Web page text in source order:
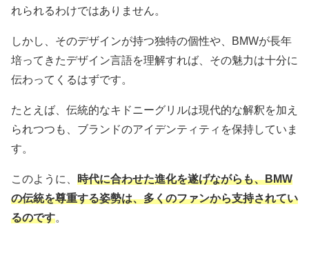
れられるわけではありません。
しかし、そのデザインが持つ独特の個性や、BMWが長年
培ってきたデザイン言語を理解すれば、その魅力は十分に
伝わってくるはずです。
たとえば、伝統的なキドニーグリルは現代的な解釈を加え
られつつも、ブランドのアイデンティティを保持していま
す。
このように、 時代に合わせた進化を遂げながらも、BMW
の伝統を尊重する姿勢は、多くのファンから支持されてい
るのです。